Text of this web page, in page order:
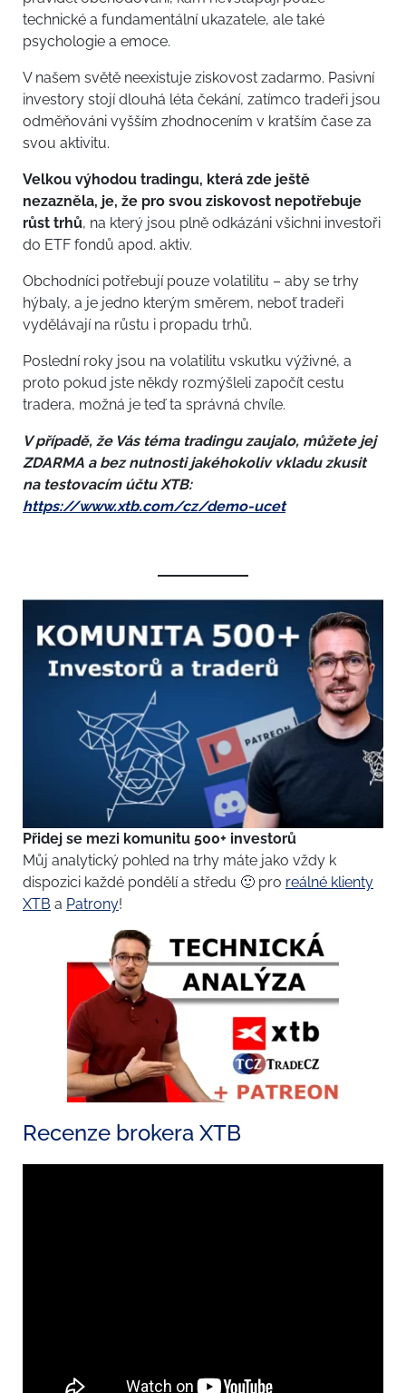
technické a fundamentální ukazatele, ale také
psychologie a emoce.
V našem světě neexistuje ziskovost zadarmo. Pasivní
investory stojí dlouhá léta čekání, zatímco tradeři jsou
odměňováni vyšším zhodnocením v kratším čase za
svou aktivitu.
Velkou výhodou tradingu, která zde ještě
nezazněla, je, že pro svou ziskovost nepotřebuje
růst trhů, na který jsou plně odkázáni všichni investoři
do ETF fondů apod. aktiv.
Obchodníci potřebují pouze volatilitu – aby se trhy
hýbaly, a je jedno kterým směrem, neboť tradeři
vydělávají na růstu i propadu trhů.
Poslední roky jsou na volatilitu vskutku výživné, a
proto pokud jste někdy rozmýšleli započít cestu
tradera, možná je teď ta správná chvíle.
V případě, že Vás téma tradingu zaujalo, můžete jej
ZDARMA a bez nutnosti jakéhokoliv vkladu zkusit
na testovacím účtu XTB:
https://www.xtb.com/cz/demo-ucet
Přidej se mezi komunitu 500+ investorů
Můj analytický pohled na trhy máte jako vždy k
dispozici každé pondělí a středu 🙂 pro reálné klienty
XTB a Patrony!
Recenze brokera XTB